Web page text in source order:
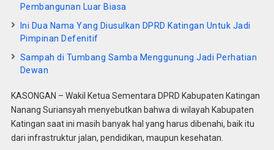
Pembangunan Luar Biasa
Ini Dua Nama Yang Diusulkan DPRD Katingan Untuk Jadi
Pimpinan Defenitif
Sampah di Tumbang Samba Menggunung Jadi Perhatian
Dewan
KASONGAN – Wakil Ketua Sementara DPRD Kabupaten Katingan
Nanang Suriansyah menyebutkan bahwa di wilayah Kabupaten
Katingan saat ini masih banyak hal yang harus dibenahi, baik itu
dari infrastruktur jalan, pendidikan, maupun kesehatan.